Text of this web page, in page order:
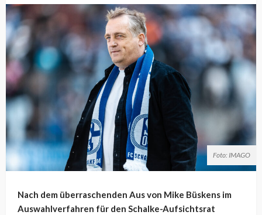
Foto: IMAGO
Nach dem überraschenden Aus von Mike Büskens im
Auswahlverfahren für den Schalke-Aufsichtsrat